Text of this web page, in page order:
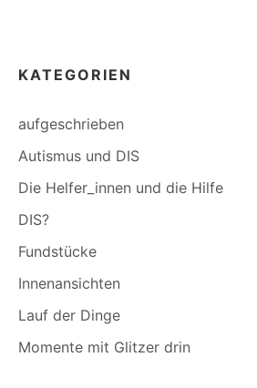
KATEGORIEN
aufgeschrieben
Autismus und DIS
Die Helfer_innen und die Hilfe
DIS?
Fundstücke
Innenansichten
Lauf der Dinge
Momente mit Glitzer drin